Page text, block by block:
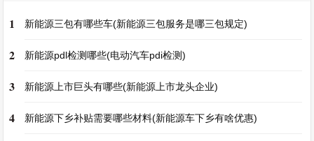
1 新能源三包有哪些车(新能源三包服务是哪三包规定)
2 新能源pdl检测哪些(电动汽车pdi检测)
3 新能源上市巨头有哪些(新能源上市龙头企业)
4 新能源下乡补贴需要哪些材料(新能源车下乡有啥优惠)